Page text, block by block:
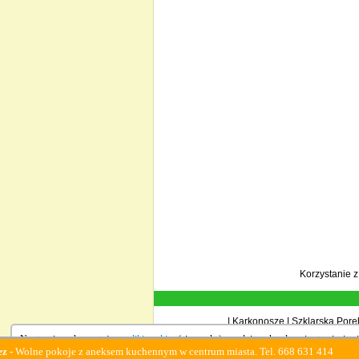
Korzystanie
|Karkonosze|Szklarska
Na stronie wykorzystujemypliki cookies(ciasteczka), zgodnie z aktualnymi
z aneksem kuchennym w centrum miasta. Tel. 668 631 414